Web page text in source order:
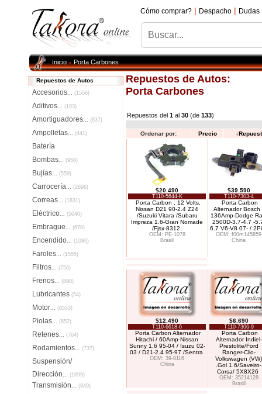
Cómo comprar? | Despacho | Dudas
Inicio»Porta Carbones
Repuestos de Autos
Accesorios... (1556)
Aditivos... (103)
Amortiguadores... (837)
Ampolletas... (441)
Batería
Bombas... (958)
Bujías... (559)
Carrocería... (2696)
Correas... (1831)
Eléctrico... (5040)
Embrague... (678)
Encendido... (1086)
Faroles... (1555)
Filtros... (756)
Frenos... (890)
Lubricantes (54)
Motor... (8553)
Piolas... (652)
Retenes... (764)
Rodamientos... (737)
Suspensión/
Dirección... (1699)
Transmisión... (849)
Repuestos de Autos:
Porta Carbones
Repuestos del 1 al 30 (de 133)
Ordenar por: Precio ↓
$20.490
T110-5644-K
Porta Carbon , 12 Volts,
Nissan D21 90-2.4 Z24
/Suzuki Vitara /Subaru
Impreza 1.6-Gran Nomade
/Fjsx-8312
OEM: PE-1078
Brasil
$39.590
T110-7303-4
Porta Carbon
Alternador Bosch
136Amp-Dodge
2500D-3.7-4.7 -
6.7 V6-V8 07- /
OEM: f00m145859
China
$12.490
T110-6618-6
Porta Carbon Alternador
Hitachi / 60Amp-Nissan
Sunny 1.6 95-04 / Isuzu 02-
03 / D21-2.4 95-97 /Sentra
OEM: 39-8116
China
$6.690
T110-7306-9
Porta Carbon
Alternador Indiel-
Prestolite/Ford
Ranger-Clio-
Volkswagen (VW)
.Gol 1.6/Saveiro-
Corsa/ 5X8X26
OEM: 35214128
Brasil